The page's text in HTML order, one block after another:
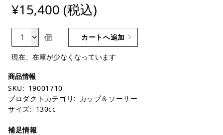
¥15,400 (税込)
個 カートへ追加
現在、在庫が少なくなっています
SKU: 19001710
プロダクトカテゴリ: カップ＆ソーサー
サイズ: 130cc
補足情報